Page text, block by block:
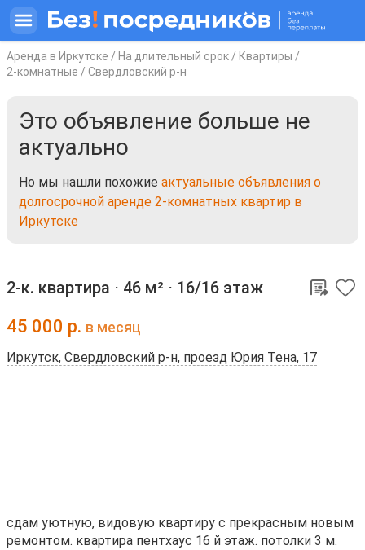
Аренда в Иркутске / На длительный срок / Квартиры /
2-комнатные / Свердловский р-н
Это объявление больше не
актуально
Но мы нашли похожие актуальные объявления о
долгосрочной аренде 2-комнатных квартир в
Иркутске
2-к. квартира ⋅ 46 м² ⋅ 16/16 этаж
45 000 р. в месяц
Иркутск, Свердловский р-н, проезд Юрия Тена, 17
сдам уютную, видовую квартиру с прекрасным новым
ремонтом. квартира пентхаус 16 й этаж. потолки 3 м.